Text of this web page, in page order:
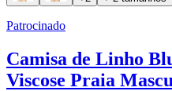
Patrocinado
Camisa de Linho
Viscose Praia